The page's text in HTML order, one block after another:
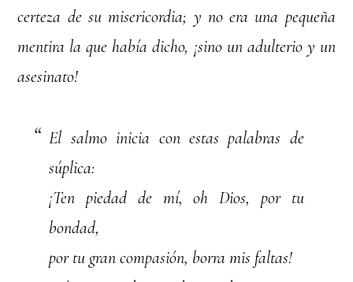
certeza de su misericordia; y no era una pequeña
mentira la que había dicho, ¡sino un adulterio y un
asesinato!
El salmo inicia con estas palabras de
súplica:
¡Ten piedad de mí, oh Dios, por tu
bondad,
por tu gran compasión, borra mis faltas!